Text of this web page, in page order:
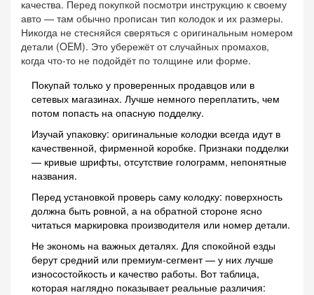
качества. Перед покупкой посмотри инструкцию к своему
авто — там обычно прописан тип колодок и их размеры.
Никогда не стесняйся сверяться с оригинальным номером
детали (OEM). Это убережёт от случайных промахов,
когда что-то не подойдёт по толщине или форме.
Покупай только у проверенных продавцов или в
сетевых магазинах. Лучше немного переплатить, чем
потом попасть на опасную подделку.
Изучай упаковку: оригинальные колодки всегда идут в
качественной, фирменной коробке. Признаки подделки
— кривые шрифты, отсутствие голограмм, непонятные
названия.
Перед установкой проверь саму колодку: поверхность
должна быть ровной, а на обратной стороне ясно
читаться маркировка производителя или номер детали.
Не экономь на важных деталях. Для спокойной езды
берут средний или премиум-сегмент — у них лучше
износостойкость и качество работы. Вот таблица,
которая наглядно показывает реальные различия: